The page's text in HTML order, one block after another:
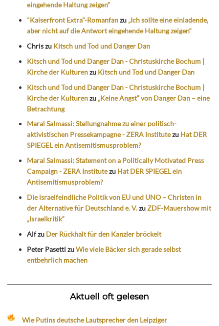
eingehende Haltung zeigen“
"Kaiserfront Extra"-Romanfanzu „Ich sollte eine einladende,
aber nicht auf die Antwort eingehende Haltung zeigen“
Chriszu Kitsch und Tod und Danger Dan
Kitsch und Tod und Danger Dan - Christuskirche Bochum |
Kirche der Kulturenzu Kitsch und Tod und Danger Dan
Kitsch und Tod und Danger Dan - Christuskirche Bochum |
Kirche der Kulturenzu „Keine Angst“ von Danger Dan – eine
Betrachtung
Maral Salmassi: Stellungnahme zu einer politisch-
aktivistischen Pressekampagne - ZERA Institutezu Hat DER
SPIEGEL ein Antisemitismusproblem?
Maral Salmassi: Statement on a Politically Motivated Press
Campaign - ZERA Institutezu Hat DER SPIEGEL ein
Antisemitismusproblem?
Die israelfeindliche Politik von EU und UNO – Christen in
der Alternative für Deutschland e. V.zuZDF-Mauershow mit
„Israelkritik“
Alfzu Der Rückhalt für den Kanzler bröckelt
Peter PasettizuWie viele Bäcker sich gerade selbst
entbehrlich machen
Aktuell oft gelesen
Wie Putins deutsche Lautsprecher den Leipziger